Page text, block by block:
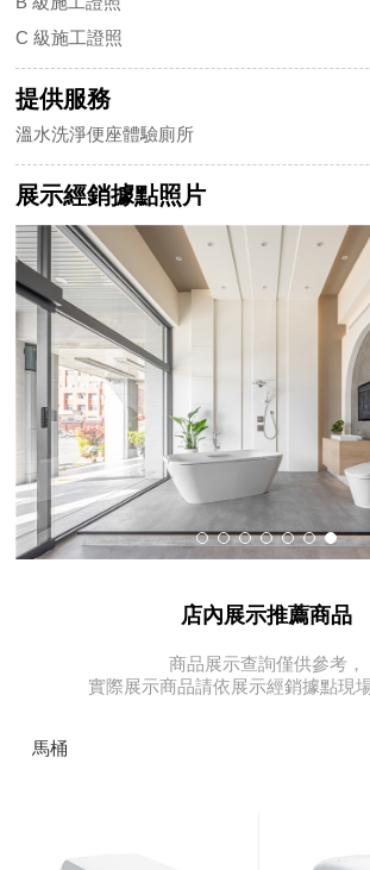
C 級施工證照
提供服務
溫水洗淨便座體驗廁所
展示經銷據點照片
店內展示推薦商品
商品展示查詢僅供參考，
實際展示商品請依展示經銷據點現